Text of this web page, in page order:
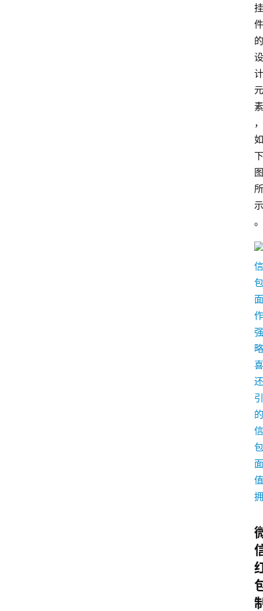
挂
件
的
设
计
元
素
，
如
下
图
所
示
。